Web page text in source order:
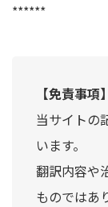
******
【免責事項】
当サイトの
います。
翻訳内容や
ものではあ